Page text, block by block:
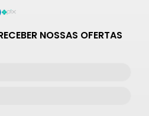
NOSSAS OFERTAS